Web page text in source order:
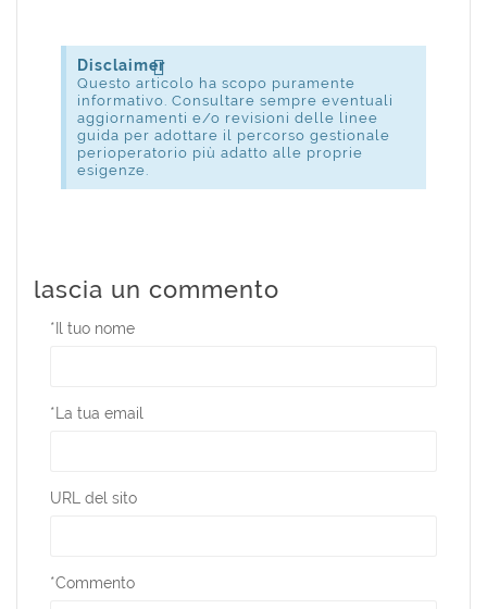
Disclaimer
Questo articolo ha scopo puramente
informativo. Consultare sempre eventuali
aggiornamenti e/o revisioni delle linee
guida per adottare il percorso gestionale
perioperatorio più adatto alle proprie
esigenze.
lascia un commento
* Il tuo nome
*La tua email
URL del sito
*Commento